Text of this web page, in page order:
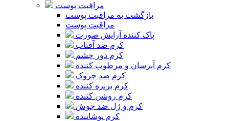
مراقبت پوست
بازگشت به مراقبت پوست
مراقبت پوست
پاک کننده آرایش صورت
کرم ضد آفتاب
کرم دور چشم
کرم آبرسان و مرطوب کننده
کرم ضد چروک
کرم برنزه کننده
کرم روشن کننده
کرم و ژل ضد جوش
کرم پوشاننده